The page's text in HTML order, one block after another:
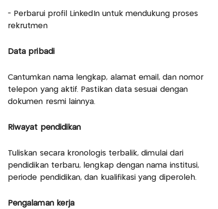
- Perbarui profil LinkedIn untuk mendukung proses
rekrutmen
Data pribadi
Cantumkan nama lengkap, alamat email, dan nomor
telepon yang aktif. Pastikan data sesuai dengan
dokumen resmi lainnya.
Riwayat pendidikan
Tuliskan secara kronologis terbalik, dimulai dari
pendidikan terbaru, lengkap dengan nama institusi,
periode pendidikan, dan kualifikasi yang diperoleh.
Pengalaman kerja